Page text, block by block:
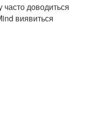
часто доводиться
виявиться